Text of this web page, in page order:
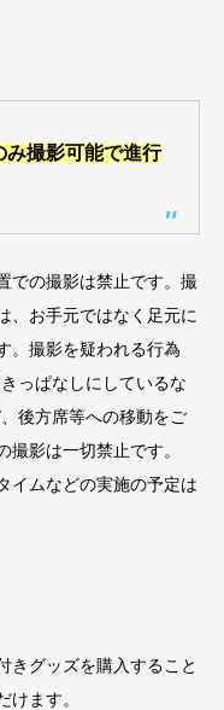
み撮影可能で進行
での撮影は禁止です。撮
、お手元ではなく足元に
。撮影を疑われる行為
っぱなしにしているな
後方席等への移動をご
影は一切禁止です。
イムなどの実施の予定は
きグッズを購入すること
ます。